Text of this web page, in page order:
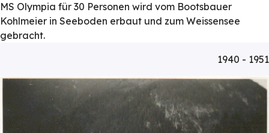
MS Olympia für 30 Personen wird vom Bootsbauer
Kohlmeier in Seeboden erbaut und zum Weissensee
gebracht.
1940 - 1951